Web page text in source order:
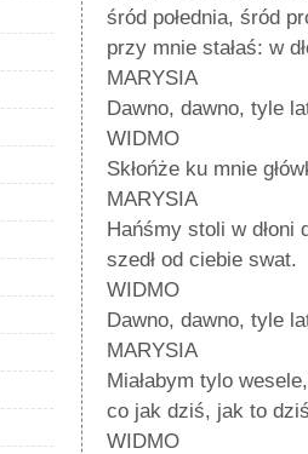
śród połednia, śród
przy mnie stałaś: w
MARYSIA
Dawno, dawno, tyle
WIDMO
Skłońże ku mnie
MARYSIA
Hańśmy stoli w dłoni
szedł od ciebie swat.
WIDMO
Dawno, dawno, tyle
MARYSIA
Miałabym tylo wesele,
co jak dziś, jak to
WIDMO